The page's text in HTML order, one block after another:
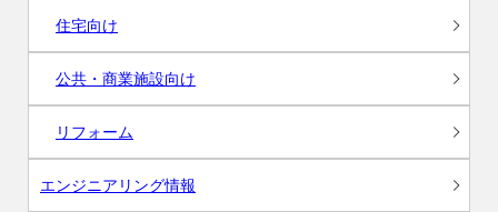
住宅向け
公共・商業施設向け
リフォーム
エンジニアリング情報